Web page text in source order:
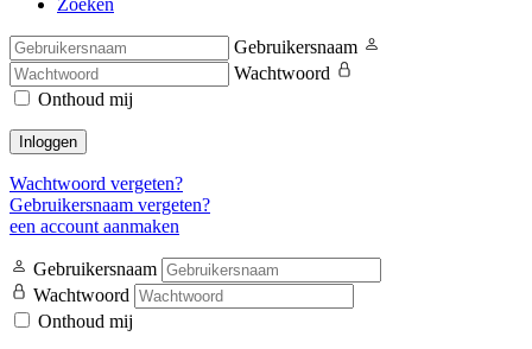
Zoeken
Gebruikersnaam
Wachtwoord
Onthoud mij
Inloggen
Wachtwoord vergeten?
Gebruikersnaam vergeten?
een account aanmaken
Gebruikersnaam
Wachtwoord
Onthoud mij